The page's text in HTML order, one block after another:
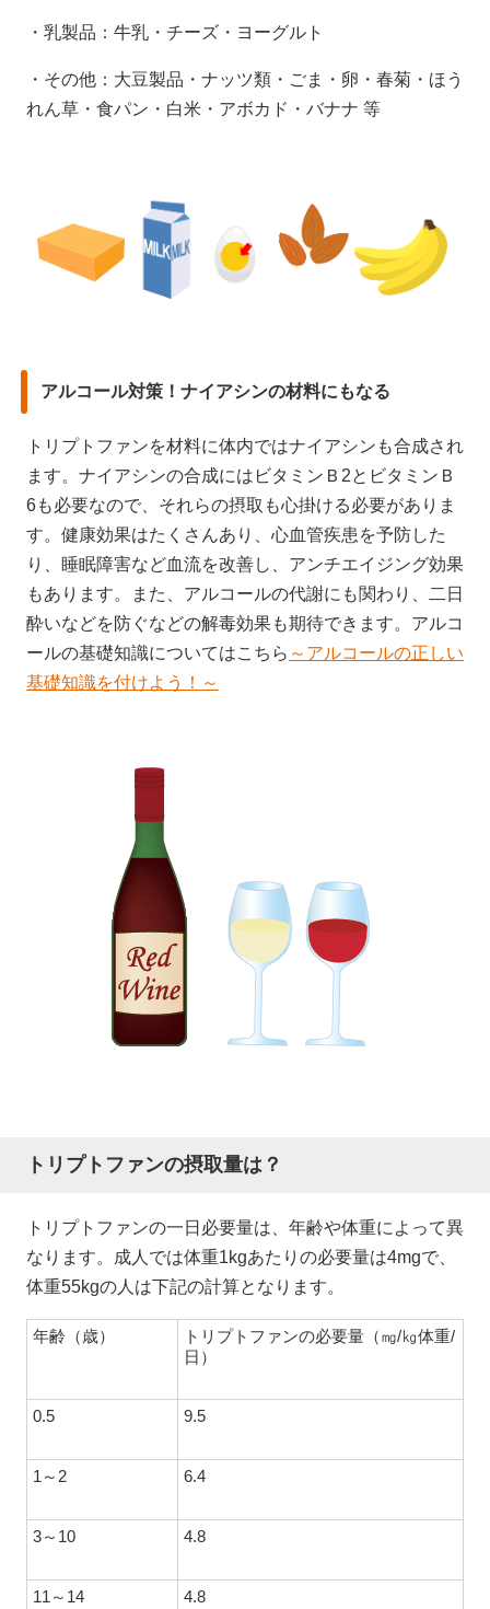
・乳製品：牛乳・チーズ・ヨーグルト
・その他：大豆製品・ナッツ類・ごま・卵・春菊・ほう
れん草・食パン・白米・アボカド・バナナ 等
アルコール対策！ナイアシンの材料にもなる
トリプトファンを材料に体内ではナイアシンも合成され
ます。ナイアシンの合成にはビタミンＢ2とビタミンＢ
6も必要なので、それらの摂取も心掛ける必要がありま
す。健康効果はたくさんあり、心血管疾患を予防した
り、睡眠障害など血流を改善し、アンチエイジング効果
もあります。また、アルコールの代謝にも関わり、二日
酔いなどを防ぐなどの解毒効果も期待できます。アルコ
ールの基礎知識についてはこちら ～アルコールの正しい
基礎知識を付けよう！～
トリプトファンの摂取量は？
トリプトファンの一日必要量は、年齢や体重によって異
なります。成人では体重1kgあたりの必要量は4mgで、
体重55kgの人は下記の計算となります。
年齢（歳）
トリプトファンの必要量（㎎/㎏体重/
日）
0.5 9.5
1～2 6.4
3～10 4.8
11～14 4.8